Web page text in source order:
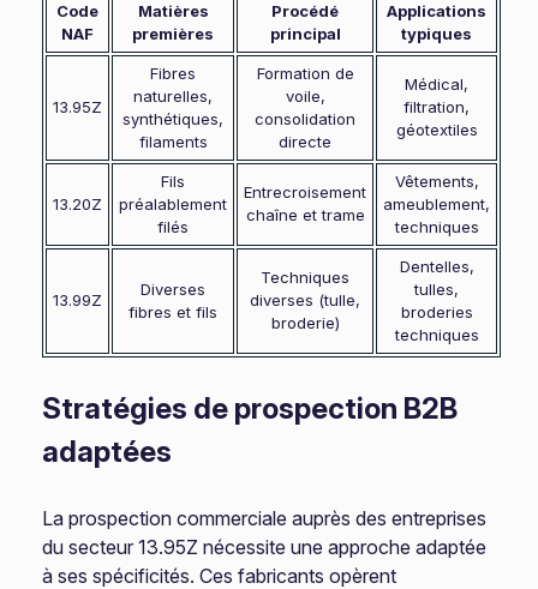
Code
NAF
Matières
premières
Procédé
principal
Applications
typiques
13.95Z
Fibres
naturelles,
synthétiques,
filaments
Formation de
voile,
consolidation
directe
Médical,
filtration,
géotextiles
13.20Z
Fils
préalablement
filés
Entrecroisement
chaîne et trame
Vêtements,
ameublement,
techniques
13.99Z
Diverses
fibres et fils
Techniques
diverses (tulle,
broderie)
Dentelles,
tulles,
broderies
techniques
Stratégies de prospection B2B
adaptées
La prospection commerciale auprès des entreprises
du secteur 13.95Z nécessite une approche adaptée
à ses spécificités. Ces fabricants opèrent